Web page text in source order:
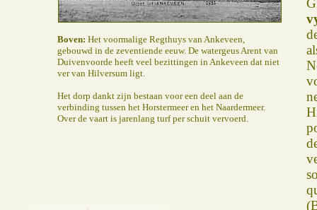
Boven: Het voormalige Regthuys van Ankeveen,
gebouwd in de zeventiende eeuw. De watergeus Arent van
Duivenvoorde heeft veel bezittingen in Ankeveen dat niet
ver van Hilversum ligt.
Het dorp dankt zijn bestaan voor een deel aan de
verbinding tussen het Horstermeer en het Naardermeer.
Over de vaart is jarenlang turf per schuit vervoerd.